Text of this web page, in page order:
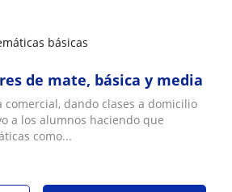
básicas
de mate, básica y media
dando clases a domicilio
a los alumnos haciendo que
como...